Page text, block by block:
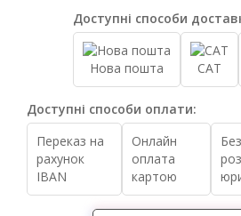
Доступні способи
Нова пошта САТ
Доступні способи оплати:
Переказ на
рахунок
IBAN
Онлайн
оплата
картою